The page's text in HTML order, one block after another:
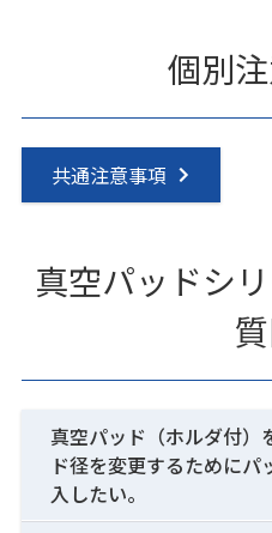
個別
共通注意事項
真空パッドシ
真空パッド（ホルダ付）
ド径を変更するためにパ
入したい。